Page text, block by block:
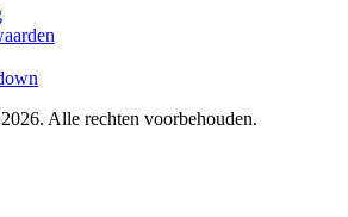
2026. Alle rechten voorbehouden.